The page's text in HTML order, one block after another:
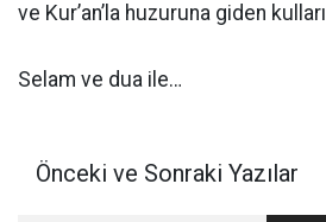
ve Kur’an’la huzuruna giden
Selam ve dua ile…
Önceki ve Sonraki Yazılar